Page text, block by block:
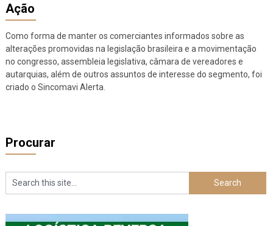
Ação
Como forma de manter os comerciantes informados sobre as
alterações promovidas na legislação brasileira e a movimentação
no congresso, assembleia legislativa, câmara de vereadores e
autarquias, além de outros assuntos de interesse do segmento, foi
criado o Sincomavi Alerta.
Procurar